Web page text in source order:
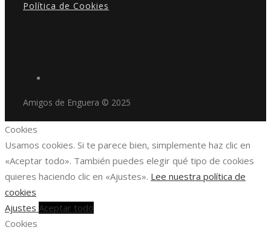
Política de Cookies
Amigos de Enguera © 2025
Cookies
Usamos cookies. Si te parece bien, simplemente haz clic en
«Aceptar todo». También puedes elegir qué tipo de cookies
quieres haciendo clic en «Ajustes». Lee nuestra política de
cookies
Ajustes Aceptar todo
Cookies